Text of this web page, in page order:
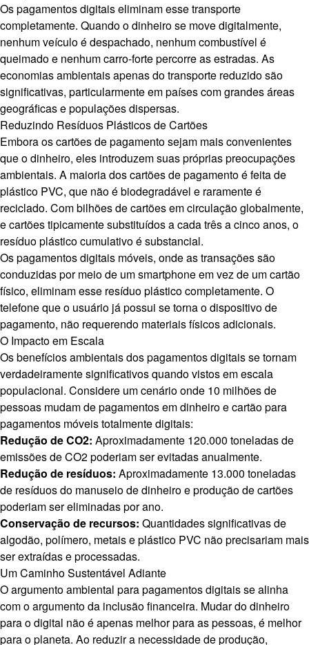
Os pagamentos digitais eliminam esse transporte
completamente. Quando o dinheiro se move digitalmente,
nenhum veículo é despachado, nenhum combustível é
queimado e nenhum carro-forte percorre as estradas. As
economias ambientais apenas do transporte reduzido são
significativas, particularmente em países com grandes áreas
geográficas e populações dispersas.
Reduzindo Resíduos Plásticos de Cartões
Embora os cartões de pagamento sejam mais convenientes
que o dinheiro, eles introduzem suas próprias preocupações
ambientais. A maioria dos cartões de pagamento é feita de
plástico PVC, que não é biodegradável e raramente é
reciclado. Com bilhões de cartões em circulação globalmente,
e cartões tipicamente substituídos a cada três a cinco anos, o
resíduo plástico cumulativo é substancial.
Os pagamentos digitais móveis, onde as transações são
conduzidas por meio de um smartphone em vez de um cartão
físico, eliminam esse resíduo plástico completamente. O
telefone que o usuário já possui se torna o dispositivo de
pagamento, não requerendo materiais físicos adicionais.
O Impacto em Escala
Os benefícios ambientais dos pagamentos digitais se tornam
verdadeiramente significativos quando vistos em escala
populacional. Considere um cenário onde 10 milhões de
pessoas mudam de pagamentos em dinheiro e cartão para
pagamentos móveis totalmente digitais:
Redução de CO2: Aproximadamente 120.000 toneladas de
emissões de CO2 poderiam ser evitadas anualmente.
Redução de resíduos: Aproximadamente 13.000 toneladas
de resíduos do manuseio de dinheiro e produção de cartões
poderiam ser eliminadas por ano.
Conservação de recursos: Quantidades significativas de
algodão, polímero, metais e plástico PVC não precisariam mais
ser extraídas e processadas.
Um Caminho Sustentável Adiante
O argumento ambiental para pagamentos digitais se alinha
com o argumento da inclusão financeira. Mudar do dinheiro
para o digital não é apenas melhor para as pessoas, é melhor
para o planeta. Ao reduzir a necessidade de produção,